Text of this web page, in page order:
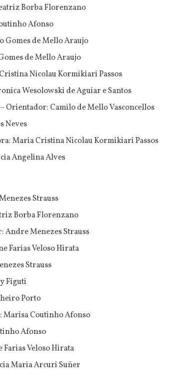
Borba Florenzano
Afonso
Gomes de Mello Araujo
de Mello Araujo
Nicolau Kormikiari Passos
Wesolowski de Aguiar e Santos
Orientador: Camilo de Mello Vasconcellos
Neves
Maria Cristina Nicolau Kormikiari Passos
Angelina Alves
Strauss
Borba Florenzano
Andre Menezes Strauss
Farias Veloso Hirata
Strauss
Figuti
Porto
Coutinho Afonso
Afonso
Veloso Hirata
Maria Arcuri Suñer